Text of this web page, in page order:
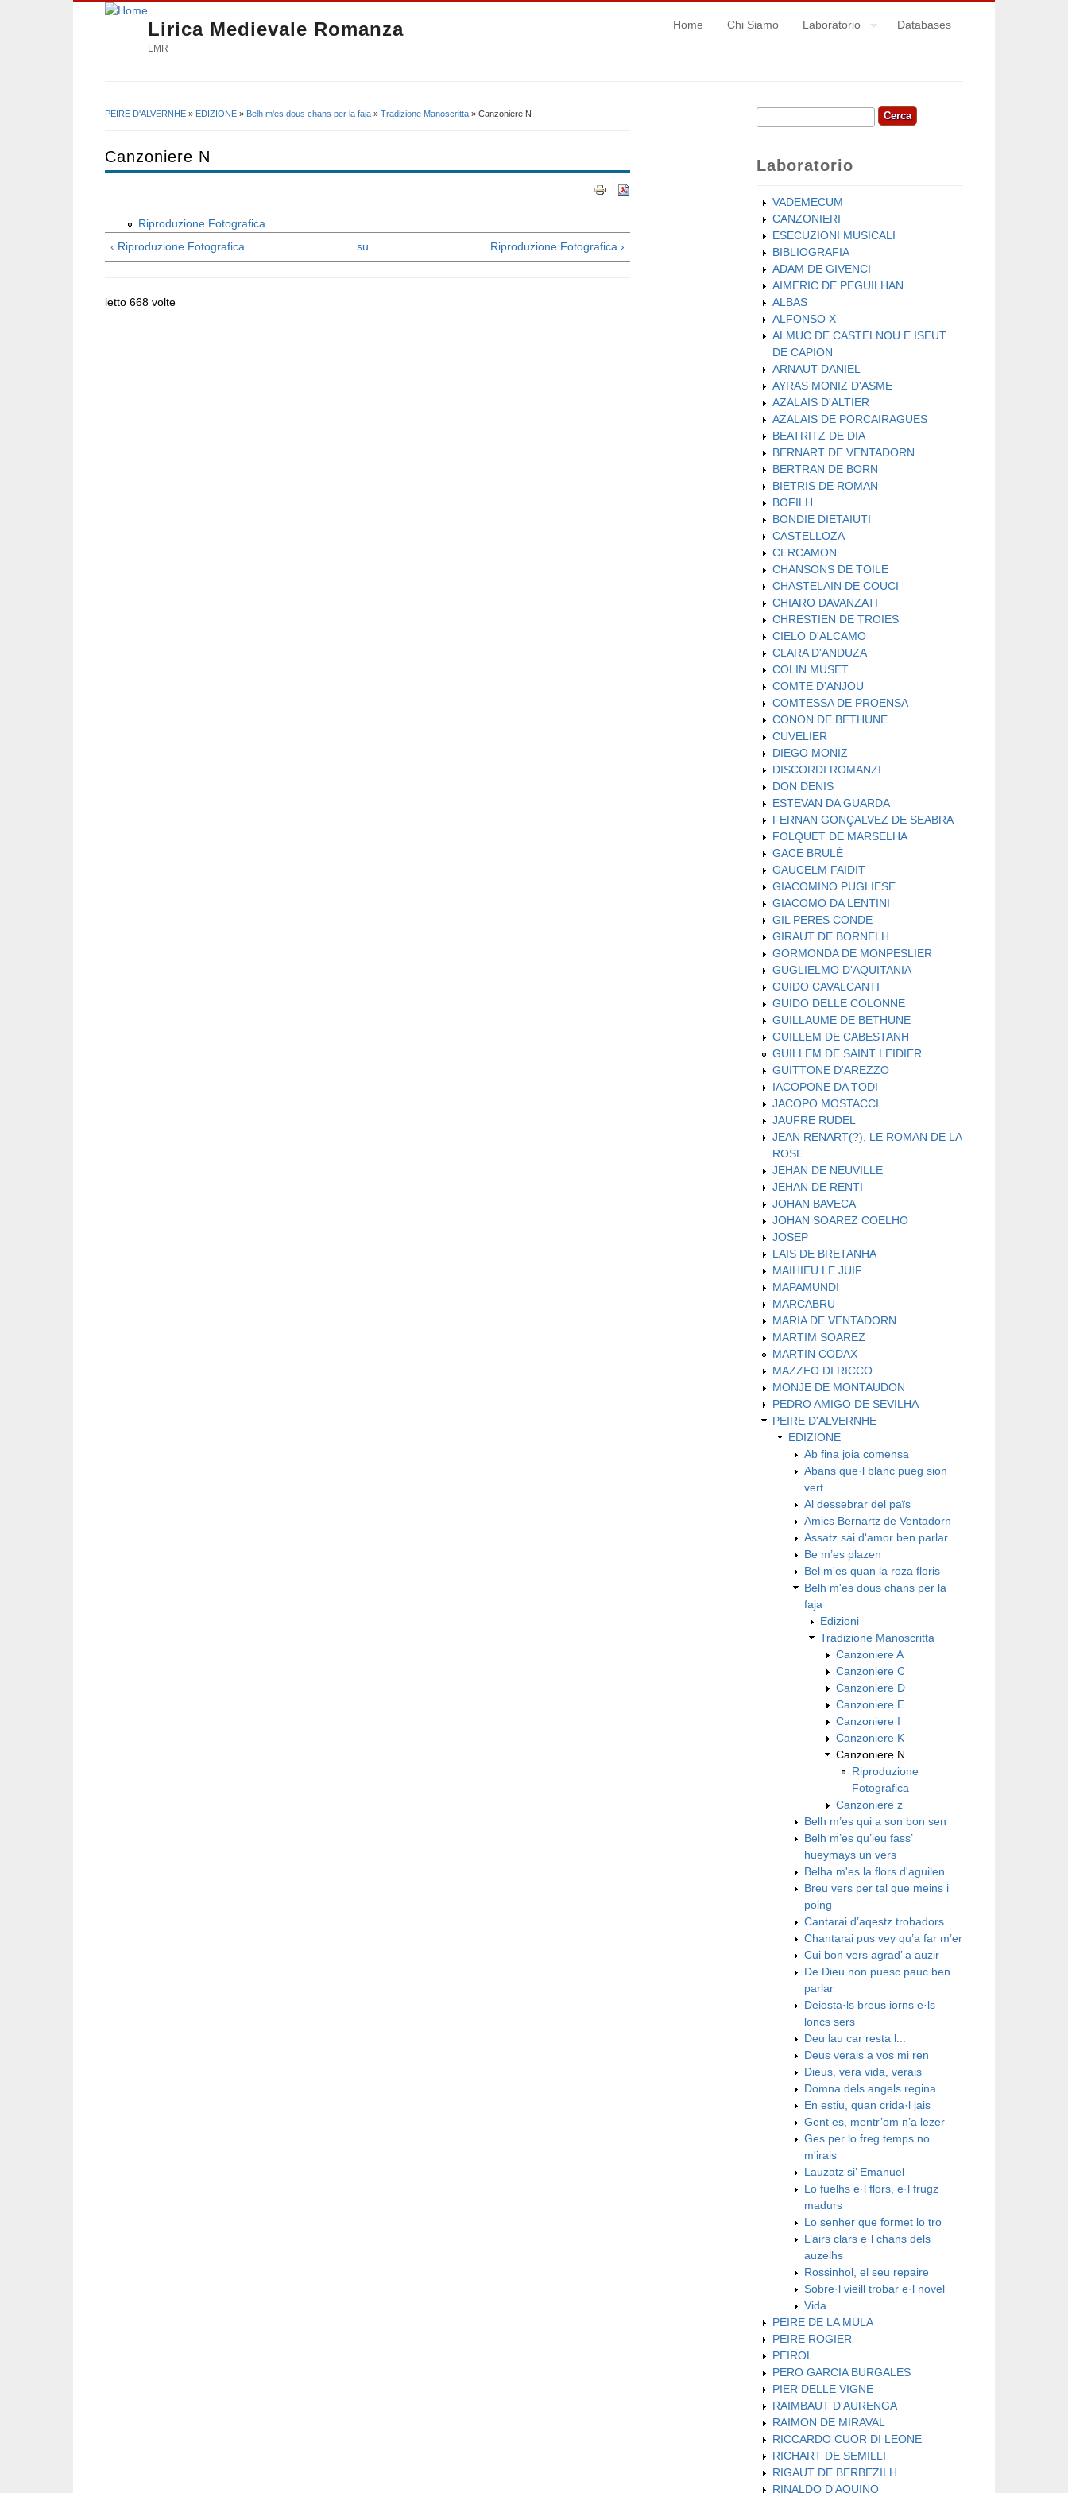
Lirica Medievale Romanza
LMR
Home Chi Siamo Laboratorio Databases
PEIRE D'ALVERNHE » EDIZIONE » Belh m'es dous chans per la faja » Tradizione Manoscritta » Canzoniere N
Canzoniere N
Riproduzione Fotografica
‹ Riproduzione Fotografica
su Riproduzione Fotografica ›
letto 668 volte
Form di ricerca
Cerca
Laboratorio
VADEMECUM
CANZONIERI
ESECUZIONI MUSICALI
BIBLIOGRAFIA
ADAM DE GIVENCI
AIMERIC DE PEGUILHAN
ALBAS
ALFONSO X
ALMUC DE CASTELNOU E ISEUT
DE CAPION
ARNAUT DANIEL
AYRAS MONIZ D'ASME
AZALAIS D'ALTIER
AZALAIS DE PORCAIRAGUES
BEATRITZ DE DIA
BERNART DE VENTADORN
BERTRAN DE BORN
BIETRIS DE ROMAN
BOFILH
BONDIE DIETAIUTI
CASTELLOZA
CERCAMON
CHANSONS DE TOILE
CHASTELAIN DE COUCI
CHIARO DAVANZATI
CHRESTIEN DE TROIES
CIELO D'ALCAMO
CLARA D'ANDUZA
COLIN MUSET
COMTE D'ANJOU
COMTESSA DE PROENSA
CONON DE BETHUNE
CUVELIER
DIEGO MONIZ
DISCORDI ROMANZI
DON DENIS
ESTEVAN DA GUARDA
FERNAN GONÇALVEZ DE SEABRA
FOLQUET DE MARSELHA
GACE BRULÉ
GAUCELM FAIDIT
GIACOMINO PUGLIESE
GIACOMO DA LENTINI
GIL PERES CONDE
GIRAUT DE BORNELH
GORMONDA DE MONPESLIER
GUGLIELMO D'AQUITANIA
GUIDO CAVALCANTI
GUIDO DELLE COLONNE
GUILLAUME DE BETHUNE
GUILLEM DE CABESTANH
GUILLEM DE SAINT LEIDIER
GUITTONE D'AREZZO
IACOPONE DA TODI
JACOPO MOSTACCI
JAUFRE RUDEL
JEAN RENART(?), LE ROMAN DE LA
ROSE
JEHAN DE NEUVILLE
JEHAN DE RENTI
JOHAN BAVECA
JOHAN SOAREZ COELHO
JOSEP
LAIS DE BRETANHA
MAIHIEU LE JUIF
MAPAMUNDI
MARCABRU
MARIA DE VENTADORN
MARTIM SOAREZ
MARTIN CODAX
MAZZEO DI RICCO
MONJE DE MONTAUDON
PEDRO AMIGO DE SEVILHA
PEIRE D'ALVERNHE
EDIZIONE
Ab fina joia comensa
Abans que·l blanc pueg sion
vert
Al dessebrar del païs
Amics Bernartz de Ventadorn
Assatz sai d'amor ben parlar
Be m’es plazen
Bel m'es quan la roza floris
Belh m'es dous chans per la
faja
Edizioni
Tradizione Manoscritta
Canzoniere A
Canzoniere C
Canzoniere D
Canzoniere E
Canzoniere I
Canzoniere K
Canzoniere N
Riproduzione
Fotografica
Canzoniere z
Belh m’es qui a son bon sen
Belh m’es qu’ieu fass’
hueymays un vers
Belha m'es la flors d'aguilen
Breu vers per tal que meins i
poing
Cantarai d’aqestz trobadors
Chantarai pus vey qu’a far m’er
Cui bon vers agrad’ a auzir
De Dieu non puesc pauc ben
parlar
Deiosta·ls breus iorns e·ls
loncs sers
Deu lau car resta l...
Deus verais a vos mi ren
Dieus, vera vida, verais
Domna dels angels regina
En estiu, quan crida·l jais
Gent es, mentr’om n’a lezer
Ges per lo freg temps no
m'irais
Lauzatz si’ Emanuel
Lo fuelhs e·l flors, e·l frugz
madurs
Lo senher que formet lo tro
L’airs clars e·l chans dels
auzelhs
Rossinhol, el seu repaire
Sobre·l vieill trobar e·l novel
Vida
PEIRE DE LA MULA
PEIRE ROGIER
PEIROL
PERO GARCIA BURGALES
PIER DELLE VIGNE
RAIMBAUT D'AURENGA
RAIMON DE MIRAVAL
RICCARDO CUOR DI LEONE
RICHART DE SEMILLI
RIGAUT DE BERBEZILH
RINALDO D'AQUINO